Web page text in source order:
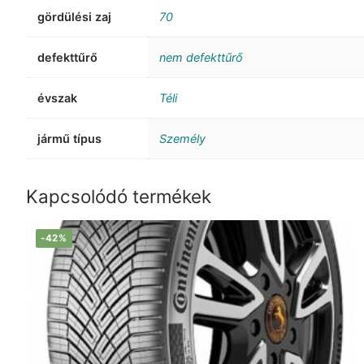
gördülési zaj 70
defekttűrő nem defekttűrő
évszak Téli
jármű típus Személy
Kapcsolódó termékek
-42%